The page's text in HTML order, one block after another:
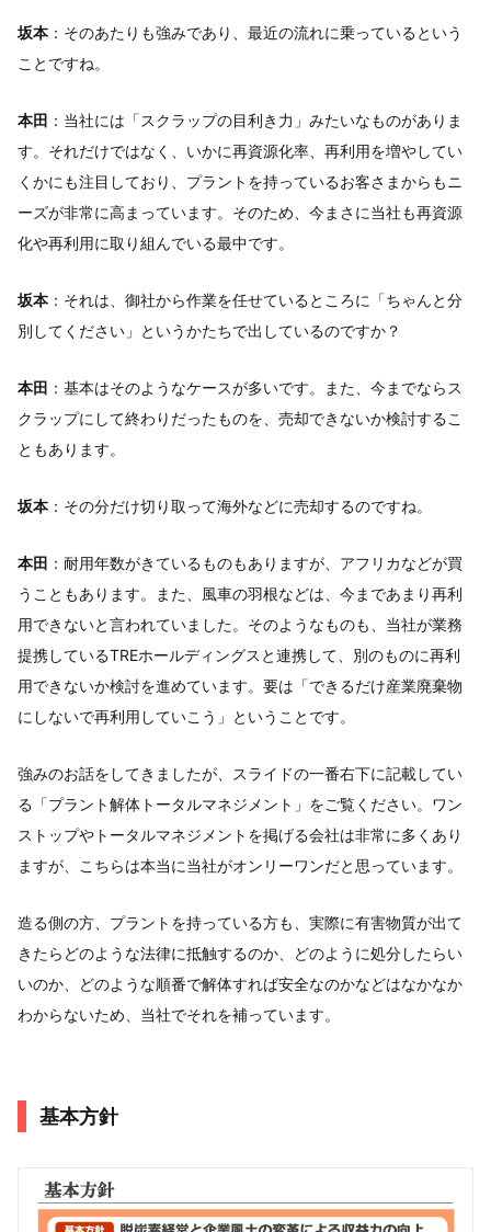
坂本 ：そのあたりも強みであり、最近の流れに乗っているという
ことですね。
本田 ：当社には「スクラップの目利き力」みたいなものがありま
す。それだけではなく、いかに再資源化率、再利用を増やしてい
くかにも注目しており、プラントを持っているお客さまからもニ
ーズが非常に高まっています。そのため、今まさに当社も再資源
化や再利用に取り組んでいる最中です。
坂本 ：それは、御社から作業を任せているところに「ちゃんと分
別してください」というかたちで出しているのですか？
本田 ：基本はそのようなケースが多いです。また、今までならス
クラップにして終わりだったものを、売却できないか検討するこ
ともあります。
坂本 ：その分だけ切り取って海外などに売却するのですね。
本田 ：耐用年数がきているものもありますが、アフリカなどが買
うこともあります。また、風車の羽根などは、今まであまり再利
用できないと言われていました。そのようなものも、当社が業務
提携しているTREホールディングスと連携して、別のものに再利
用できないか検討を進めています。要は「できるだけ産業廃棄物
にしないで再利用していこう」ということです。
強みのお話をしてきましたが、スライドの一番右下に記載してい
る「プラント解体トータルマネジメント」をご覧ください。ワン
ストップやトータルマネジメントを掲げる会社は非常に多くあり
ますが、こちらは本当に当社がオンリーワンだと思っています。
造る側の方、プラントを持っている方も、実際に有害物質が出て
きたらどのような法律に抵触するのか、どのように処分したらい
いのか、どのような順番で解体すれば安全なのかなどはなかなか
わからないため、当社でそれを補っています。
基本方針